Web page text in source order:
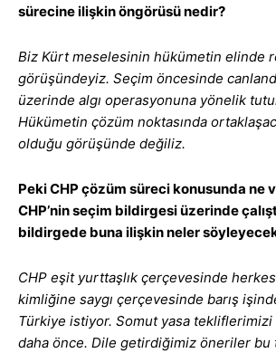
sürecine ilişkin öngörüsü nedir?
Biz Kürt meselesinin hükümetin elinde
görüşündeyiz. Seçim öncesinde
üzerinde algı operasyonuna yönelik
Hükümetin çözüm noktasında
olduğu görüşünde değiliz.
Peki CHP çözüm süreci konusunda ne
CHP’nin seçim bildirgesi üzerinde
bildirgede buna ilişkin neler
CHP eşit yurttaşlık çerçevesinde
kimliğine saygı çerçevesinde barış
Türkiye istiyor. Somut yasa tekliflerimizi
daha önce. Dile getirdiğimiz öneriler bu